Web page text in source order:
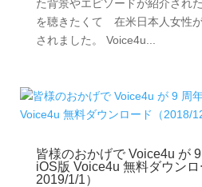
た背景やエピソードが紹介され
を聴きたくて 在米日本人女性
されました。 Voice4u...
皆様のおかげで Voice4u が
iOS版 Voice4u 無料ダウン
2019/1/1）